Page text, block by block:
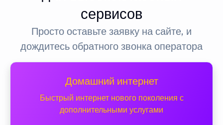
сервисов
Просто оставьте заявку на сайте, и
дождитесь обратного звонка оператора
Домашний интернет
Быстрый интернет нового поколения с
дополнительными услугами